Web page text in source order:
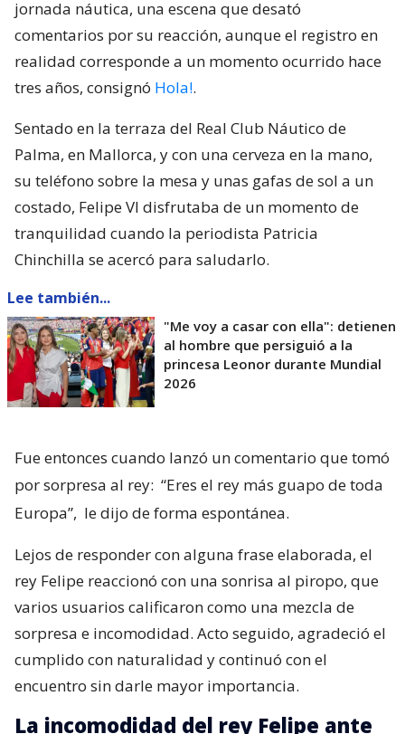
jornada náutica, una escena que desató
comentarios por su reacción, aunque el registro en
realidad corresponde a un momento ocurrido hace
tres años, consignó Hola!.
Sentado en la terraza del Real Club Náutico de
Palma, en Mallorca, y con una cerveza en la mano,
su teléfono sobre la mesa y unas gafas de sol a un
costado, Felipe VI disfrutaba de un momento de
tranquilidad cuando la periodista Patricia
Chinchilla se acercó para saludarlo.
Lee también...
"Me voy a casar con ella": detienen
al hombre que persiguió a la
princesa Leonor durante Mundial
2026
Fue entonces cuando lanzó un comentario que tomó
por sorpresa al rey: “Eres el rey más guapo de toda
Europa”, le dijo de forma espontánea.
Lejos de responder con alguna frase elaborada, el
rey Felipe reaccionó con una sonrisa al piropo, que
varios usuarios calificaron como una mezcla de
sorpresa e incomodidad. Acto seguido, agradeció el
cumplido con naturalidad y continuó con el
encuentro sin darle mayor importancia.
La incomodidad del rey Felipe ante